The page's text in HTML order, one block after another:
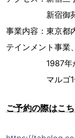
新宿御苑前
事業内容：東京都
テインメント事業
1987年から
マルゴ1号店
ご予約の際はこ